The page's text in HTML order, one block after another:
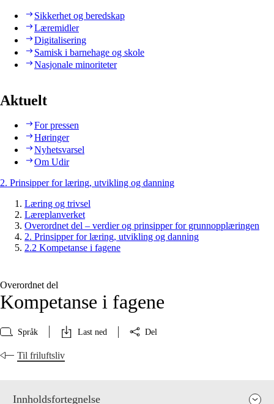
Sikkerhet og beredskap
Læremidler
Digitalisering
Samisk i barnehage og skole
Nasjonale minoriteter
Aktuelt
For pressen
Høringer
Nyhetsvarsel
Om Udir
2. Prinsipper for læring, utvikling og danning
Læring og trivsel
Læreplanverket
Overordnet del – verdier og prinsipper for grunnopplæringen
2. Prinsipper for læring, utvikling og danning
2.2 Kompetanse i fagene
Overordnet del
Kompetanse i fagene
Språk Last ned Del
Til friluftsliv
Innholdsfortegnelse